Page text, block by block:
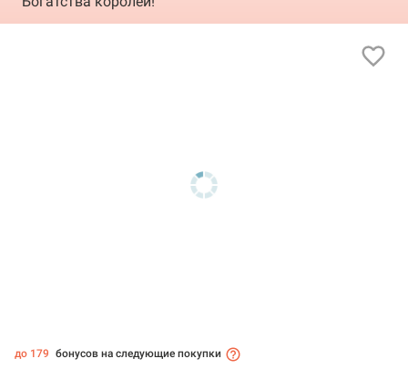
до 179 бонусов на следующие покупки